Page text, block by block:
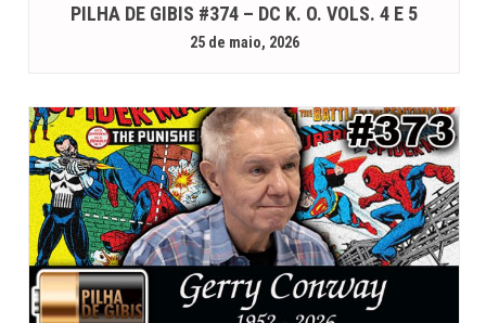
PILHA DE GIBIS #374 – DC K. O. VOLS. 4 E 5
25 de maio, 2026